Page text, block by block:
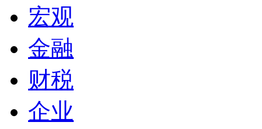
宏观
金融
财税
企业